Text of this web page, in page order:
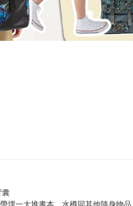
囊
埋一大堆書本、水樽同其他隨身物